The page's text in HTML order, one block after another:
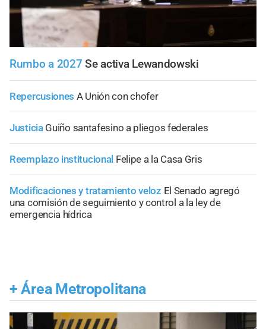
Rumbo a 2027 Se activa Lewandowski
Repercusiones A Unión con chofer
Justicia Guiño santafesino a pliegos federales
Reemplazo institucional Felipe a la Casa Gris
Modificaciones y tratamiento veloz El Senado agregó
una comisión de seguimiento y control a la ley de
emergencia hídrica
+ Área Metropolitana